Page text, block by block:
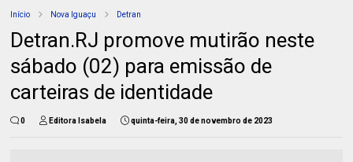
Início Nova Iguaçu Detran
Detran.RJ promove mutirão neste
sábado (02) para emissão de
carteiras de identidade
0 Editora Isabela quinta-feira, 30 de novembro de 2023